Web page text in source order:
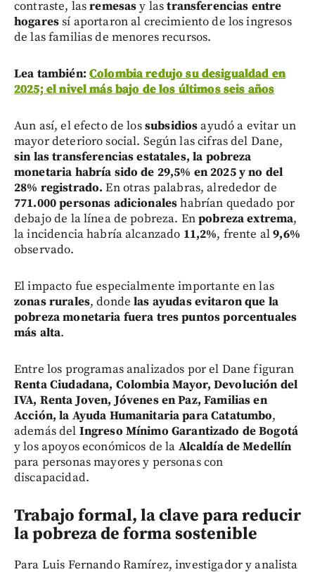
contraste, lasremesasy lastransferencias entre
hogaressí aportaron al crecimiento de los ingresos
de las familias de menores recursos.
Lea también: Colombia redujo su desigualdad en
2025; el nivel más bajo de los últimos seis años
Aun así, el efecto de lossubsidiosayudó a evitar un
mayor deterioro social. Según las cifras del Dane,
sin las transferencias estatales, la pobreza
monetaria habría sido de 29,5% en 2025 y no del
28% registrado.En otras palabras, alrededor de
771.000 personas adicionaleshabrían quedado por
debajo de la línea de pobreza. Enpobreza extrema,
la incidencia habría alcanzado 11,2%, frente al9,6%
observado.
El impacto fue especialmente importante en las
zonas rurales, dondelas ayudas evitaron que la
pobreza monetaria fuera tres puntos porcentuales
más alta.
Entre los programas analizados por el Dane figuran
Renta Ciudadana, Colombia Mayor, Devolución del
IVA, Renta Joven, Jóvenes en Paz, Familias en
Acción, la Ayuda Humanitaria para Catatumbo,
además del Ingreso Mínimo Garantizado de Bogotá
y los apoyos económicos de la Alcaldía de Medellín
para personas mayores y personas con
discapacidad.
Trabajo formal, la clave para reducir
la pobreza de forma sostenible
Para Luis Fernando Ramírez, investigador y analista